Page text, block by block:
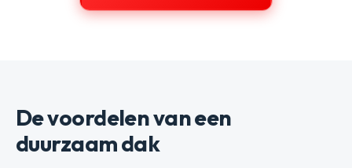
De voordelen van een
duurzaam dak